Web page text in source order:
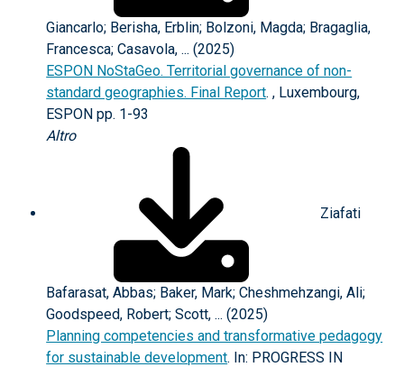
Giancarlo; Berisha, Erblin; Bolzoni, Magda; Bragaglia,
Francesca; Casavola, ... (2025)
ESPON NoStaGeo. Territorial governance of non-
standard geographies. Final Report. , Luxembourg,
ESPON pp. 1-93
Altro
Ziafati
Bafarasat, Abbas; Baker, Mark; Cheshmehzangi, Ali;
Goodspeed, Robert; Scott, ... (2025)
Planning competencies and transformative pedagogy
for sustainable development. In: PROGRESS IN